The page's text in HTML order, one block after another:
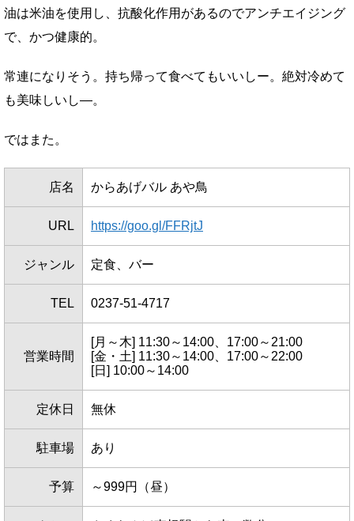
油は米油を使用し、抗酸化作用があるのでアンチエイジング
で、かつ健康的。
常連になりそう。持ち帰って食べてもいいしー。絶対冷めて
も美味しいし―。
ではまた。
店名 からあげバル あや鳥
URL https://goo.gl/FFRjtJ
ジャンル 定食、バー
TEL 0237-51-4717
営業時間
[月～木] 11:30～14:00、17:00～21:00
[金・土] 11:30～14:00、17:00～22:00
[日] 10:00～14:00
定休日 無休
駐車場 あり
予算 ～999円（昼）